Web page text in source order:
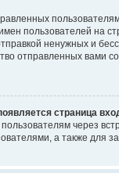
пользователей на
ненужных и
отправленных вами
страница
а также для